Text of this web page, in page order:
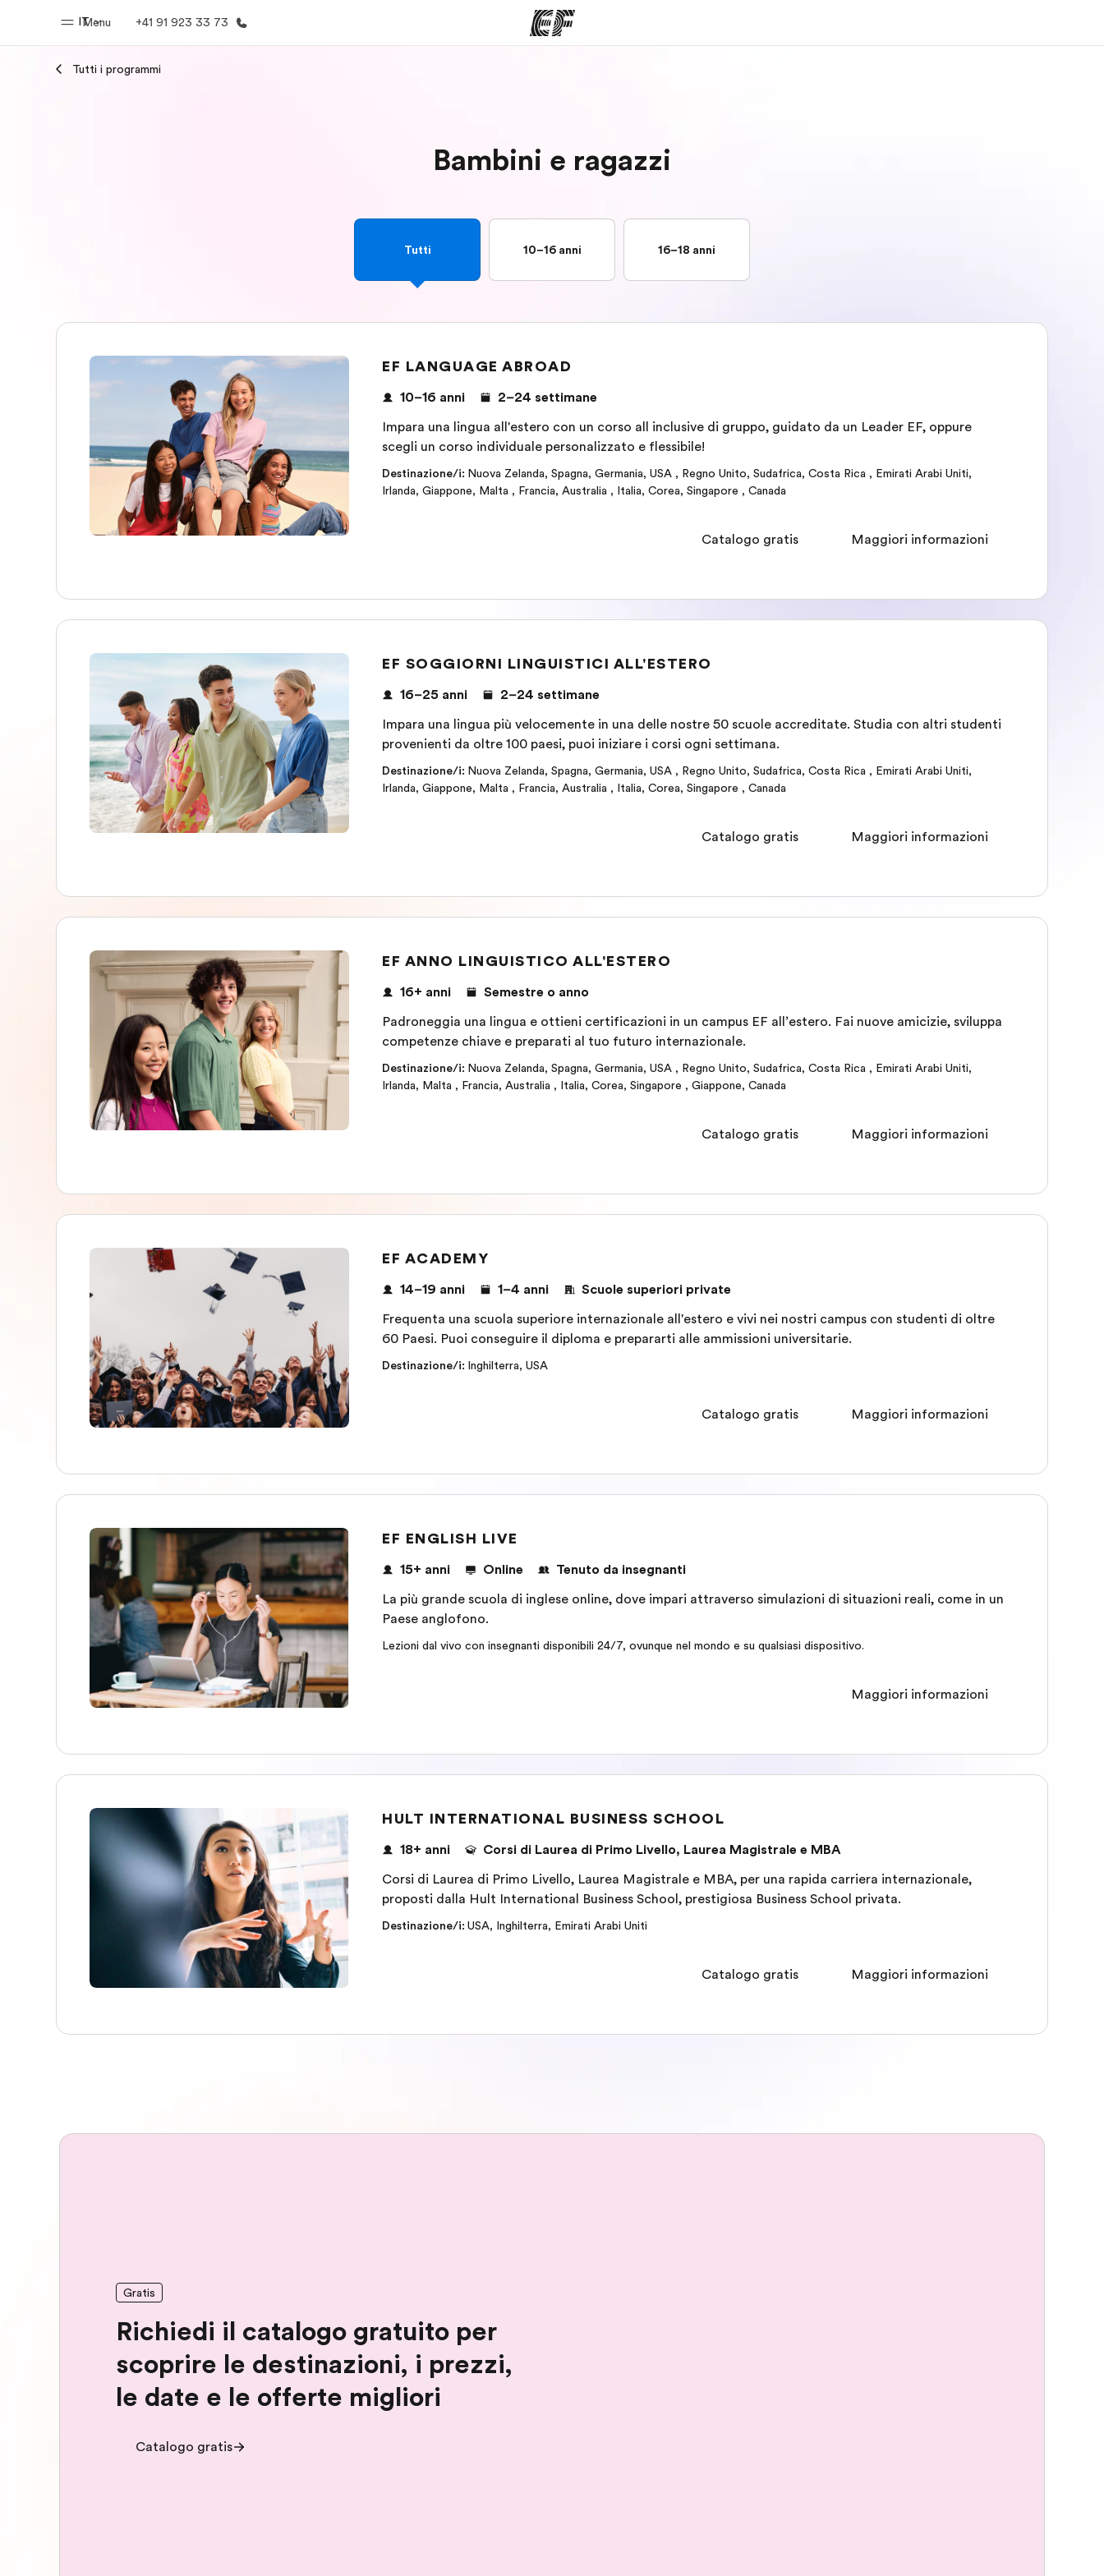
Menu
IT +41 91 923 33 73
Tutti i programmi
Bambini e ragazzi
Tutti 10–16 anni 16–18 anni
EF LANGUAGE ABROAD
10–16 anni
2–24 settimane
Impara una lingua all'estero con un corso all inclusive di gruppo, guidato da un Leader EF, oppure
scegli un corso individuale personalizzato e flessibile!
Destinazione/i: Nuova Zelanda, Spagna, Germania, USA , Regno Unito, Sudafrica, Costa Rica , Emirati Arabi Uniti,
Irlanda, Giappone, Malta , Francia, Australia , Italia, Corea, Singapore , Canada
Maggiori informazioni
Catalogo gratis
EF SOGGIORNI LINGUISTICI ALL'ESTERO
16–25 anni
2–24 settimane
Impara una lingua più velocemente in una delle nostre 50 scuole accreditate. Studia con altri studenti
provenienti da oltre 100 paesi, puoi iniziare i corsi ogni settimana.
Destinazione/i: Nuova Zelanda, Spagna, Germania, USA , Regno Unito, Sudafrica, Costa Rica , Emirati Arabi Uniti,
Irlanda, Giappone, Malta , Francia, Australia , Italia, Corea, Singapore , Canada
Maggiori informazioni
Catalogo gratis
EF ANNO LINGUISTICO ALL'ESTERO
16+ anni
Semestre o anno
Padroneggia una lingua e ottieni certificazioni in un campus EF all’estero. Fai nuove amicizie, sviluppa
competenze chiave e preparati al tuo futuro internazionale.
Destinazione/i: Nuova Zelanda, Spagna, Germania, USA , Regno Unito, Sudafrica, Costa Rica , Emirati Arabi Uniti,
Irlanda, Malta , Francia, Australia , Italia, Corea, Singapore , Giappone, Canada
Maggiori informazioni
Catalogo gratis
EF ACADEMY
14–19 anni 1–4 anni
Scuole superiori private
Frequenta una scuola superiore internazionale all'estero e vivi nei nostri campus con studenti di oltre
60 Paesi. Puoi conseguire il diploma e prepararti alle ammissioni universitarie.
Destinazione/i: Inghilterra, USA
Maggiori informazioni
Catalogo gratis
EF ENGLISH LIVE
15+ anni Online
Tenuto da insegnanti
La più grande scuola di inglese online, dove impari attraverso simulazioni di situazioni reali, come in un
Paese anglofono.
Lezioni dal vivo con insegnanti disponibili 24/7, ovunque nel mondo e su qualsiasi dispositivo.
Maggiori informazioni
HULT INTERNATIONAL BUSINESS SCHOOL
18+ anni
Corsi di Laurea di Primo Livello, Laurea Magistrale e MBA
Corsi di Laurea di Primo Livello, Laurea Magistrale e MBA, per una rapida carriera internazionale,
proposti dalla Hult International Business School, prestigiosa Business School privata.
Destinazione/i: USA, Inghilterra, Emirati Arabi Uniti
Maggiori informazioni
Catalogo gratis
Gratis
Richiedi il catalogo gratuito per
scoprire le destinazioni, i prezzi,
le date e le offerte migliori
Catalogo gratis